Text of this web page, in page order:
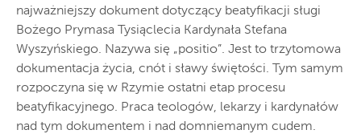
najważniejszy dokument dotyczący beatyfikacji sługi
Bożego Prymasa Tysiąclecia Kardynała Stefana
Wyszyńskiego. Nazywa się „positio”. Jest to trzytomowa
dokumentacja życia, cnót i sławy świętości. Tym samym
rozpoczyna się w Rzymie ostatni etap procesu
beatyfikacyjnego. Praca teologów, lekarzy i kardynałów
nad tym dokumentem i nad domniemanym cudem.